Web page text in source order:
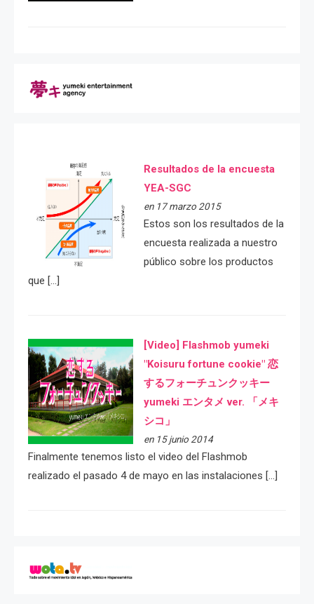
Resultados de la encuesta
YEA-SGC
en 17 marzo 2015
Estos son los resultados de la
encuesta realizada a nuestro
público sobre los productos
que […]
[Video] Flashmob yumeki
"Koisuru fortune cookie" 恋
するフォーチュンクッキー
yumeki エンタメ ver. 「メキ
シコ」
en 15 junio 2014
Finalmente tenemos listo el video del Flashmob
realizado el pasado 4 de mayo en las instalaciones […]